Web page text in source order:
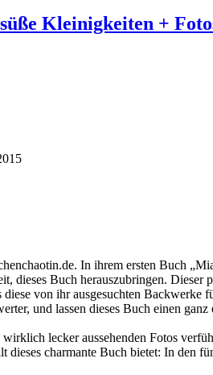
Kleinigkeiten +
In ihrem ersten Buch
Buch herauszubringen. Dieser
von ihr ausgesuchten
und lassen dieses Buch einen
lecker aussehenden Fotos
charmante Buch bietet: In den